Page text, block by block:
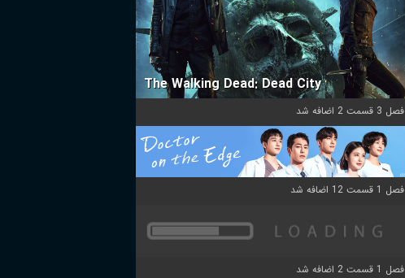
The Walking Dead: Dead City
فصل 3 قسمت 2 اضافه شد
فصل 1 قسمت 12 اضافه شد
فصل 1 قسمت 2 اضافه شد